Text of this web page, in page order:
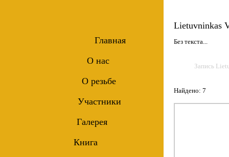
Главная
О нас
О резьбе
Участники
Галерея
Книга
Lietuvninkas
Без текста...
Запись
Найдено: 7